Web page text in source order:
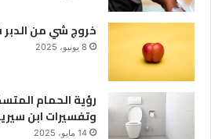
خروج شي من الدبر
8 يونيو، 2025
رؤية الحمام
وتفسيرات ابن
14 مايو، 2025